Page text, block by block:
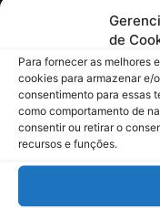
de
Para fornecer as melhores
cookies para armazenar e/
consentimento para essas
como comportamento de
consentir ou retirar o
recursos e funções.